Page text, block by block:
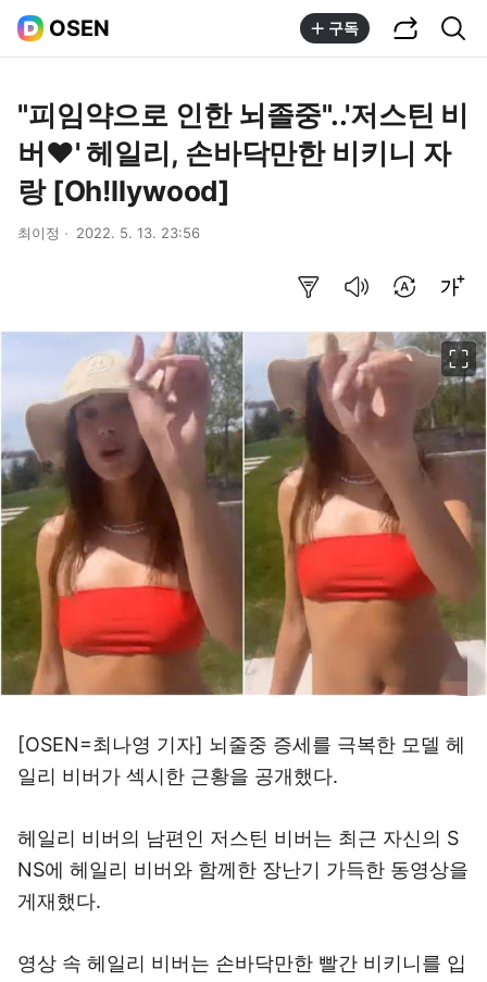
OSEN 구독
"피임약으로 인한 뇌졸중"..'저스틴 비
버♥︎' 헤일리, 손바닥만한 비키니 자
랑 [Oh!llywood]
최이정 2022. 5. 13. 23:56
[OSEN=최나영 기자] 뇌줄중 증세를 극복한 모델 헤
일리 비버가 섹시한 근황을 공개했다.
헤일리 비버의 남편인 저스틴 비버는 최근 자신의 S
NS에 헤일리 비버와 함께한 장난기 가득한 동영상을
게재했다.
영상 속 헤일리 비버는 손바닥만한 빨간 비키니를 입